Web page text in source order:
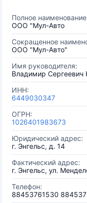
Полное
ООО "Мул-Авто
Сокращенное
ООО "Мул-Авто"
Имя руководителя:
Владимир Сергеевич
ИНН:
6449030347
ОГРН:
1026401983673
Юридический адрес:
г. Энгельс, д. 14
Фактический адрес:
г. Энгельс, ул.
Телефон:
88453761530